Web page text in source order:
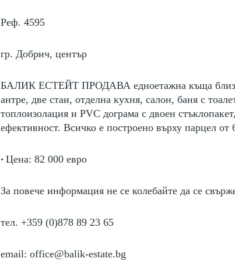
Реф. 4595
гр. Добрич, център
БАЛИК ЕСТЕЙТ ПРОДАВА едноетажна къща
антре, две стаи, отделна кухня, салон, баня с
топлоизолация и PVC дограма с двоен
ефективност. Всичко е построено върху парцел от
• Цена: 82 000 евро
За повече информация не се колебайте да се
тел. +359 (0)878 89 23 65
email: office@balik-estate.bg